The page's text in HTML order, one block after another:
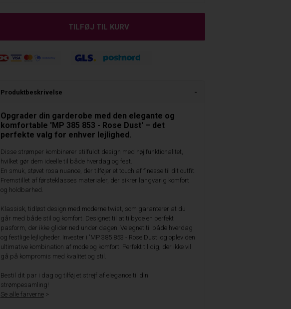
Produktbeskrivelse
Opgrader din garderobe med den elegante og
komfortable 'MP 385 853 - Rose Dust' – det
perfekte valg for enhver lejlighed.
Disse strømper kombinerer stilfuldt design med høj funktionalitet,
hvilket gør dem ideelle til både hverdag og fest.
En smuk, støvet rosa nuance, der tilføjer et touch af finesse til dit outfit.
Fremstillet af førsteklasses materialer, der sikrer langvarig komfort
og holdbarhed.
Klassisk, tidløst design med moderne twist, som garanterer at du
går med både stil og komfort. Designet til at tilbyde en perfekt
pasform, der ikke glider ned under dagen. Velegnet til både hverdag
og festlige lejligheder. Invester i 'MP 385 853 - Rose Dust' og oplev den
ultimative kombination af mode og komfort. Perfekt til dig, der ikke vil
gå på kompromis med kvalitet og stil.
Bestil dit par i dag og tilføj et strejf af elegance til din
strømpesamling!
Se alle farverne>